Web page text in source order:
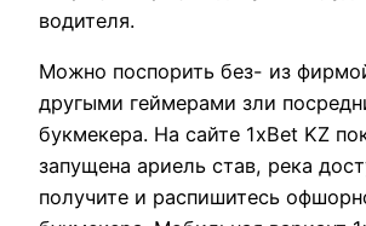
водителя.
Можно поспорить без- из
другыми геймерами зли
букмекера. На сайте 1xBet KZ
запущена ариель став, река
получите и распишитесь